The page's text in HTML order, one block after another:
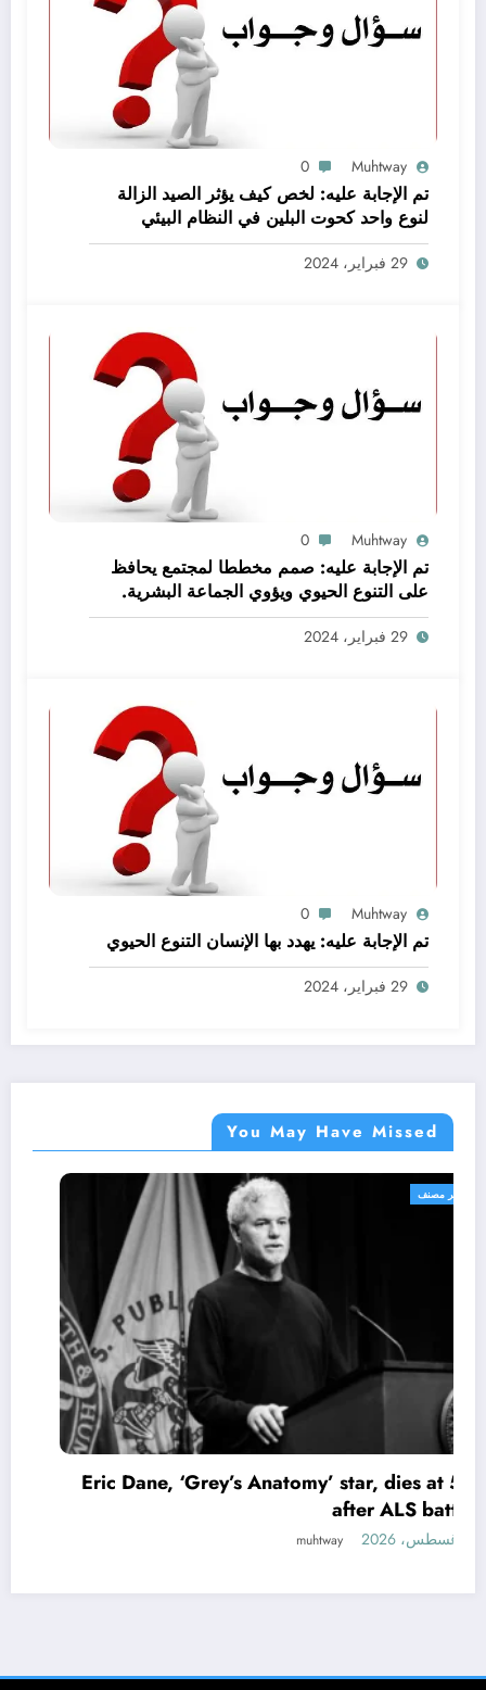
Muhtway
0
تم الإجابة عليه: لخص كيف يؤثر الصيد الزالة
لنوع واحد كحوت البلين في النظام البيئي
baleen whale كاملا
29 فبراير، 2024
Muhtway
0
تم الإجابة عليه: صمم مخططا لمجتمع يحافظ
على التنوع الحيوي ويؤوي الجماعة البشرية.
اعمل ضمن مجموعات صغيرة لتحقيق هذه
المهمة
29 فبراير، 2024
Muhtway
0
تم الإجابة عليه: يهدد بها الإنسان التنوع الحيوي
29 فبراير، 2024
You May Have Missed
غير مصنف
Eric Dane, ‘Grey’s Anatomy’ star, dies at 53
after ALS battle
7 أغسطس، 2026 muhtway